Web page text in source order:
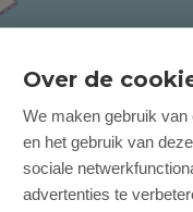
Over de
We maken gebruik
en het gebruik van
sociale
advertenties te